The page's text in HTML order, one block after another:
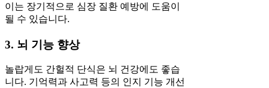
이는 장기적으로 심장 질환 예방에 도움이
될 수 있습니다.
3. 뇌 기능 향상
놀랍게도 간헐적 단식은 뇌 건강에도 좋습
니다. 기억력과 사고력 등의 인지 기능 개선